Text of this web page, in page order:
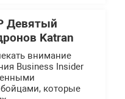
Девятый
Katran
внимание
Business Insider
которые